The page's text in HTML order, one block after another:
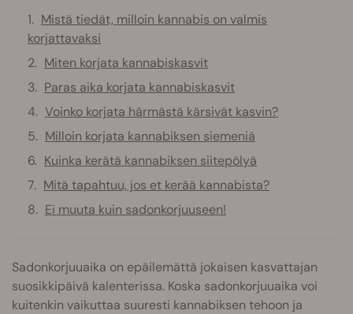
Mistä tiedät, milloin kannabis on valmis
korjattavaksi
Miten korjata kannabiskasvit
Paras aika korjata kannabiskasvit
Voinko korjata härmästä kärsivät kasvin?
Milloin korjata kannabiksen siemeniä
Kuinka kerätä kannabiksen siitepölyä
Mitä tapahtuu, jos et kerää kannabista?
Ei muuta kuin sadonkorjuuseen!
Sadonkorjuuaika on epäilemättä jokaisen kasvattajan
suosikkipäivä kalenterissa. Koska sadonkorjuuaika voi
kuitenkin vaikuttaa suuresti kannabiksen tehoon ja